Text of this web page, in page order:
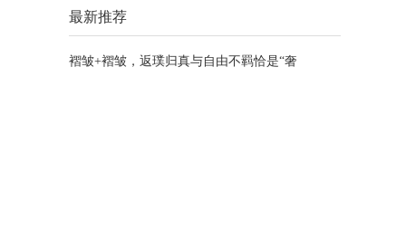
最新推荐
褶皱+褶皱，返璞归真与自由不羁恰是“奢